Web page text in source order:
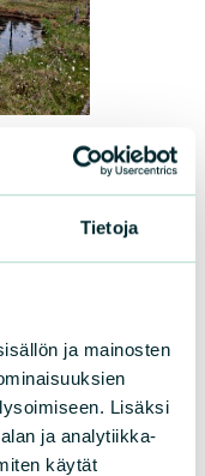
Tietoja
ja mainosten
Lisäksi
ja analytiikka-
käytät
vauhdilla
ojitettu suo
vetiseksi